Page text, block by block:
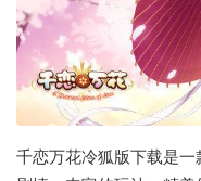
千恋万花冷狐版下载是